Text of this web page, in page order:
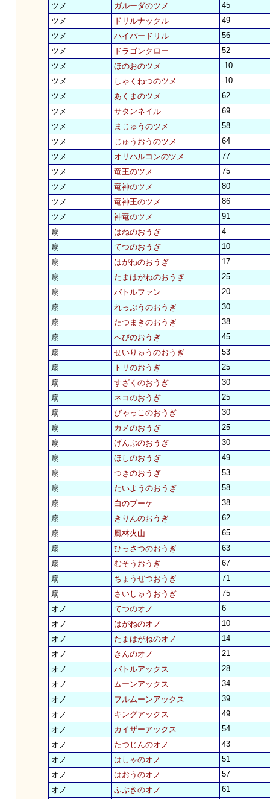
ツメ
ガルーダのツメ
45
ツメ
ドリルナックル
49
ツメ
ハイパードリル
56
ツメ
ドラゴンクロー
52
ツメ
ほのおのツメ
-10
ツメ
しゃくねつのツメ
-10
ツメ
あくまのツメ
62
ツメ
サタンネイル
69
ツメ
まじゅうのツメ
58
ツメ
じゅうおうのツメ
64
ツメ
オリハルコンのツメ
77
ツメ
竜王のツメ
75
ツメ
竜神のツメ
80
ツメ
竜神王のツメ
86
ツメ
神竜のツメ
91
扇
はねのおうぎ
4
扇
てつのおうぎ
10
扇
はがねのおうぎ
17
扇
たまはがねのおうぎ
25
扇
バトルファン
20
扇
れっぷうのおうぎ
30
扇
たつまきのおうぎ
38
扇
へびのおうぎ
45
扇
せいりゅうのおうぎ
53
扇
トリのおうぎ
25
扇
すざくのおうぎ
30
扇
ネコのおうぎ
25
扇
びゃっこのおうぎ
30
扇
カメのおうぎ
25
扇
げんぶのおうぎ
30
扇
ほしのおうぎ
49
扇
つきのおうぎ
53
扇
たいようのおうぎ
58
扇
白のブーケ
38
扇
きりんのおうぎ
62
扇
風林火山
65
扇
ひっさつのおうぎ
63
扇
むそうおうぎ
67
扇
ちょうぜつおうぎ
71
扇
さいしゅうおうぎ
75
オノ
てつのオノ
6
オノ
はがねのオノ
10
オノ
たまはがねのオノ
14
オノ
きんのオノ
21
オノ
バトルアックス
28
オノ
ムーンアックス
34
オノ
フルムーンアックス
39
オノ
キングアックス
49
オノ
カイザーアックス
54
オノ
たつじんのオノ
43
オノ
はしゃのオノ
51
オノ
はおうのオノ
57
オノ
ふぶきのオノ
61